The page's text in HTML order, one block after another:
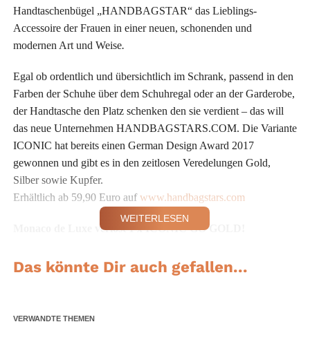
Handtaschenbügel „HANDBAGSTAR“ das Lieblings-
Accessoire der Frauen in einer neuen, schonenden und
modernen Art und Weise.
Egal ob ordentlich und übersichtlich im Schrank, passend in den
Farben der Schuhe über dem Schuhregal oder an der Garderobe,
der Handtasche den Platz schenken den sie verdient – das will
das neue Unternehmen HANDBAGSTARS.COM. Die Variante
ICONIC hat bereits einen German Design Award 2017
gewonnen und gibt es in den zeitlosen Veredelungen Gold,
Silber sowie Kupfer.
Erhältlich ab 59,90 Euro aufwww.handbagstars.com
Monaco de Luxe verlost 1 x ICONIC GO GOLD!
Hier teilnehmen!
WEITERLESEN
Das könnte Dir auch gefallen...
VERWANDTE THEMEN